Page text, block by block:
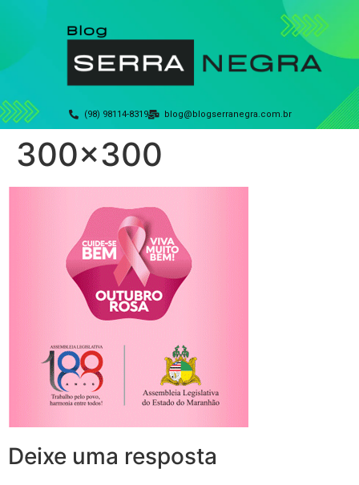
(98) 98114-8319 blog@blogserranegra.com.br
300×300
Deixe uma resposta